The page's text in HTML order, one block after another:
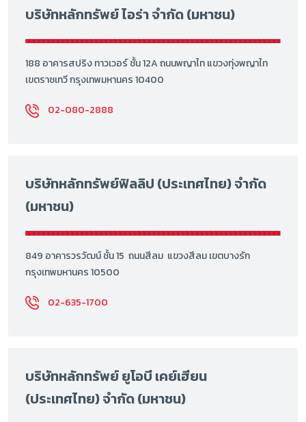
บริษัทหลักทรัพย์ ไอร่า จำกัด (มหาชน)
188 อาคารสปริง ทาวเวอร์ ชั้น 12A ถนนพญาไท แขวงทุ่งพญาไท
เขตราชเทวี กรุงเทพมหานคร 10400
02-080-2888
บริษัทหลักทรัพย์ฟิลลิป (ประเทศไทย) จำกัด
(มหาชน)
849 อาคารวรวัฒน์ ชั้น 15 ถนนสีลม แขวงสีลม เขตบางรัก
กรุงเทพมหานคร 10500
02-635-1700
บริษัทหลักทรัพย์ ยูโอบี เคย์เฮียน
(ประเทศไทย) จำกัด (มหาชน)